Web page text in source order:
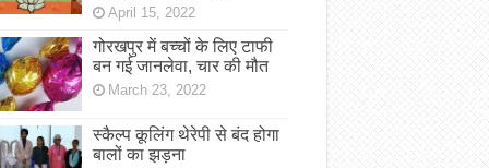
April 15, 2022
गोरखपुर में बच्चों के लिए टाफी
बन गई जानलेवा, चार की मौत
March 23, 2022
स्कैल्प कूलिंग थेरेपी से बंद होगा
बालों का झड़ना